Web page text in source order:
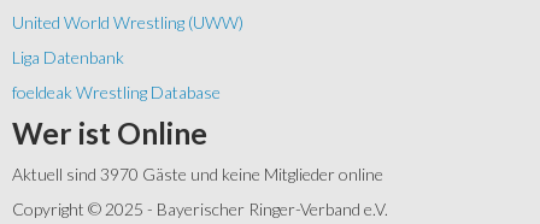
United World Wrestling (UWW)
Liga Datenbank
foeldeak Wrestling Database
Wer ist Online
Aktuell sind 3970 Gäste und keine Mitglieder online
Copyright © 2025 - Bayerischer Ringer-Verband e.V.